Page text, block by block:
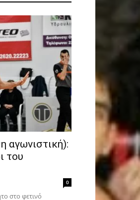
αγωνιστική):
του
0
στο φετινό